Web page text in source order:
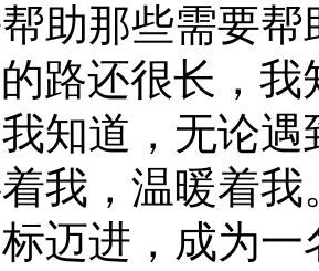
助那些需要
还很长，我
知道，无论
我，温暖着
迈进，成为